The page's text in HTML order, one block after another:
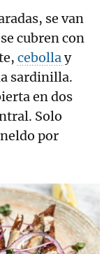
se van
cubren con
cebollay
sardinilla.
en dos
Solo
por